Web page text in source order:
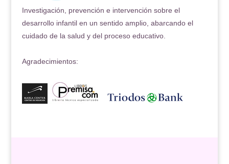
Investigación, prevención e intervención sobre el
desarrollo infantil en un sentido amplio, abarcando el
cuidado de la salud y del proceso educativo.
Agradecimientos: